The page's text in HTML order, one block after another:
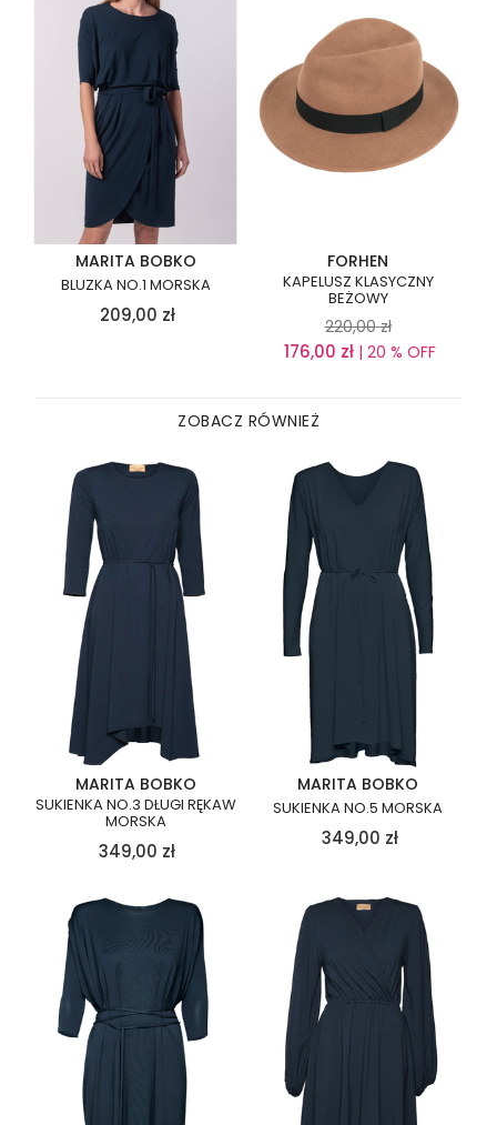
MARITA BOBKO
BLUZKA NO.1 MORSKA
209,00 zł
FORHEN
KAPELUSZ KLASYCZNY
BEŻOWY
220,00 zł
176,00 zł| 20 % OFF
ZOBACZ RÓWNIEŻ
MARITA BOBKO
SUKIENKA NO.3 DŁUGI RĘKAW
MORSKA
349,00 zł
MARITA BOBKO
SUKIENKA NO.5 MORSKA
349,00 zł